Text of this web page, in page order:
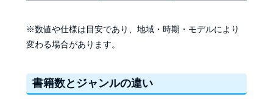
※数値や仕様は目安であり、地域・時期・モデルにより
変わる場合があります。
書籍数とジャンルの違い